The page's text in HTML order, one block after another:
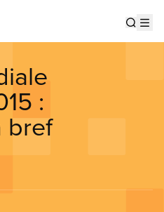
:
bref